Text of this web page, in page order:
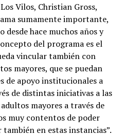
Vilos, Christian Gross,
sumamente importante,
desde hace muchos años y
del programa es el
vincular también con
mayores, que se puedan
de apoyo institucionales a
de distintas iniciativas a las
mayores a través de
muy contentos de poder
en estas instancias”.